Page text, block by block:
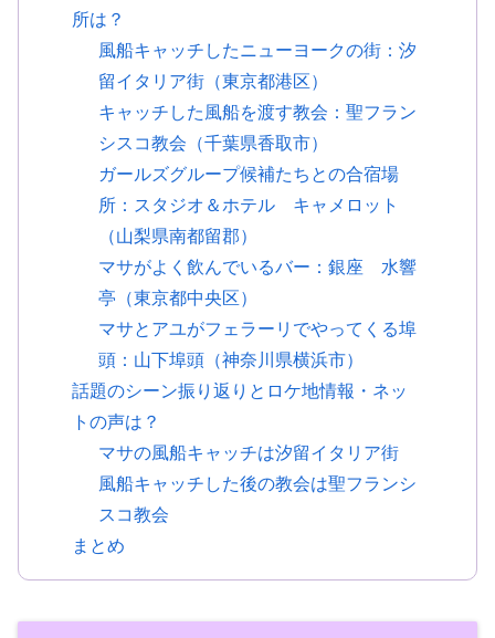
所は？
風船キャッチしたニューヨークの街：汐
留イタリア街（東京都港区）
キャッチした風船を渡す教会：聖フラン
シスコ教会（千葉県香取市）
ガールズグループ候補たちとの合宿場
所：スタジオ＆ホテル キャメロット
（山梨県南都留郡）
マサがよく飲んでいるバー：銀座 水響
亭（東京都中央区）
マサとアユがフェラーリでやってくる埠
頭：山下埠頭（神奈川県横浜市）
話題のシーン振り返りとロケ地情報・ネッ
トの声は？
マサの風船キャッチは汐留イタリア街
風船キャッチした後の教会は聖フランシ
スコ教会
まとめ